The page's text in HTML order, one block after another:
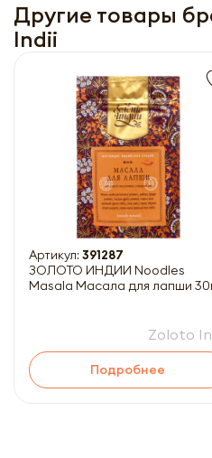
Другие товары
Indii
Артикул: 391287
ЗОЛОТО ИНДИИ Noodles
Masala Масала для лапши
Zoloto
Подробнее
Обязательны к